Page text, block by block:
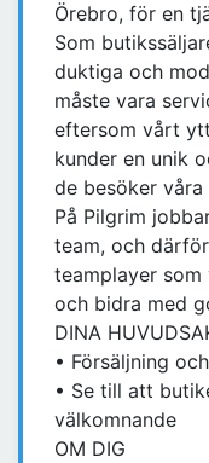
Örebro, för en
Som
duktiga och
måste vara
eftersom vårt
kunder en unik
de besöker våra
På Pilgrim
team, och
teamplayer som
och bidra med
DINA
• Försäljning
• Se till att
välkomnande
OM DIG